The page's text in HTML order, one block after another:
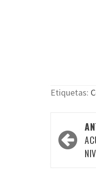
Etiquetas:
por